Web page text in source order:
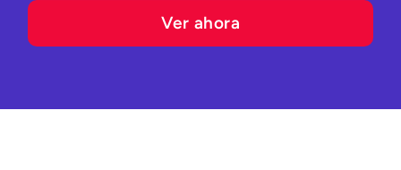
Ver ahora